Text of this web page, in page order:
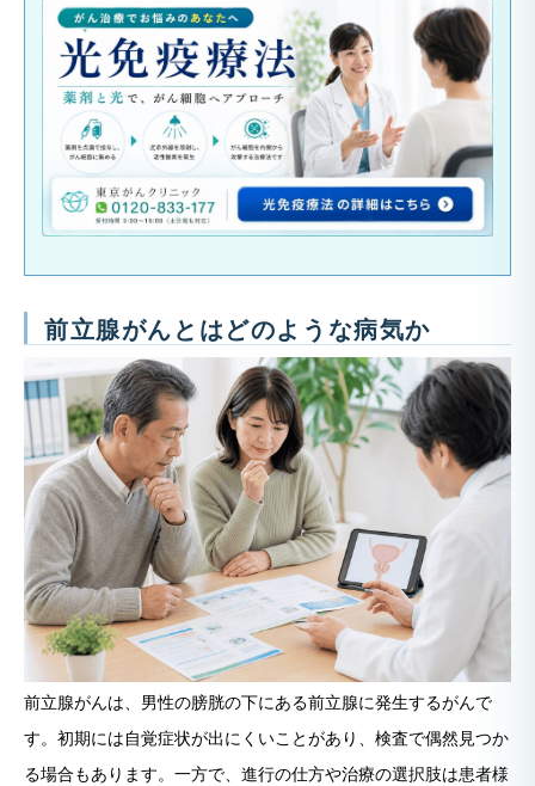
前立腺がんとはどのような病気か
前立腺がんは、男性の膀胱の下にある前立腺に発生するがんで
す。初期には自覚症状が出にくいことがあり、検査で偶然見つか
る場合もあります。一方で、進行の仕方や治療の選択肢は患者様